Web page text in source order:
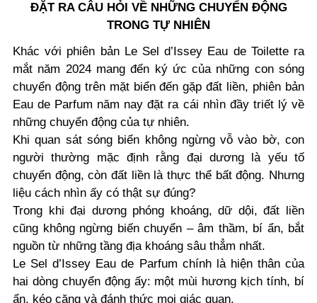
ĐẶT RA CÂU HỎI VỀ NHỮNG CHUYỂN ĐỘNG
TRONG TỰ NHIÊN
Khác với phiên bản Le Sel d’Issey Eau de Toilette ra
mắt năm 2024 mang đến ký ức của những con sóng
chuyển động trên mặt biển đến gặp đất liền, phiên bản
Eau de Parfum năm nay đặt ra cái nhìn đầy triết lý về
những chuyển động của tự nhiên.
Khi quan sát sóng biển không ngừng vỗ vào bờ, con
người thường mặc định rằng đại dương là yếu tố
chuyển động, còn đất liền là thực thể bất động. Nhưng
liệu cách nhìn ấy có thật sự đúng?
Trong khi đại dương phóng khoáng, dữ dội, đất liền
cũng không ngừng biến chuyển – âm thầm, bí ẩn, bắt
nguồn từ những tầng địa khoáng sâu thẳm nhất.
Le Sel d’Issey Eau de Parfum chính là hiện thân của
hai dòng chuyển động ấy: một mùi hương kịch tính, bí
ẩn, kéo căng và đánh thức mọi giác quan.